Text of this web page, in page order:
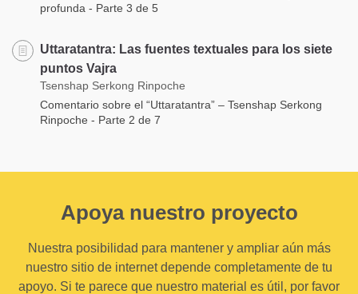
profunda - Parte 3 de 5
Uttaratantra: Las fuentes textuales para los siete
puntos Vajra
Tsenshap Serkong Rinpoche
Comentario sobre el “Uttaratantra” – Tsenshap Serkong
Rinpoche - Parte 2 de 7
Apoya nuestro proyecto
Nuestra posibilidad para mantener y ampliar aún más
nuestro sitio de internet depende completamente de tu
apoyo. Si te parece que nuestro material es útil, por favor